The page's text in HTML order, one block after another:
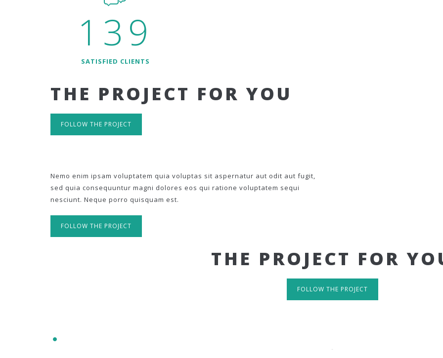
139
SATISFIED CLIENTS
THE PROJECT FOR YOU
FOLLOW THE PROJECT
Nemo enim ipsam voluptatem quia voluptas sit aspernatur aut odit aut fugit,
sed quia consequuntur magni dolores eos qui ratione voluptatem sequi
nesciunt. Neque porro quisquam est.
FOLLOW THE PROJECT
THE PROJECT FOR
FOLLOW THE PROJECT